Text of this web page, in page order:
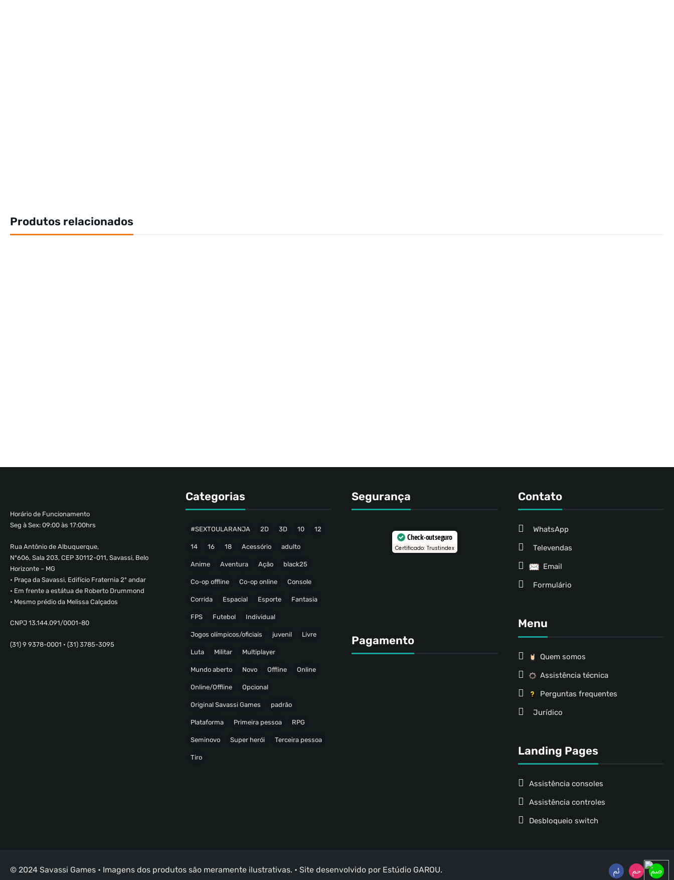
Produtos relacionados
Horário de Funcionamento
Seg à Sex: 09:00 às 17:00hrs
Rua Antônio de Albuquerque,
Nº606, Sala 203, CEP 30112-011, Savassi, Belo
Horizonte – MG
• Praça da Savassi, Edifício Fraternia 2º andar
• Em frente a estátua de Roberto Drummond
• Mesmo prédio da Melissa Calçados
CNPJ 13.144.091/0001-80
(31) 9 9378-0001 • (31) 3785-3095
Categorias
#SEXTOULARANJA 2D 3D 10 12
14 16 18 Acessório adulto
Anime Aventura Ação black25
Co-op offline Co-op online Console
Corrida Espacial Esporte Fantasia
FPS Futebol Individual
Jogos olímpicos/oficiais juvenil Livre
Luta Militar Multiplayer
Mundo aberto Novo Offline Online
Online/Offline Opcional
Original Savassi Games padrão
Plataforma Primeira pessoa RPG
Seminovo Super herói Terceira pessoa
Tiro
Segurança
Check-out seguro
Certificado: Trustindex
Pagamento
Contato
WhatsApp
Televendas
Email
Formulário
Menu
Quem somos
Assistência técnica
Perguntas frequentes
Jurídico
Landing Pages
Assistência consoles
Assistência controles
Desbloqueio switch
© 2024 Savassi Games • Imagens dos produtos são meramente ilustrativas. • Site desenvolvido por Estúdio GAROU.